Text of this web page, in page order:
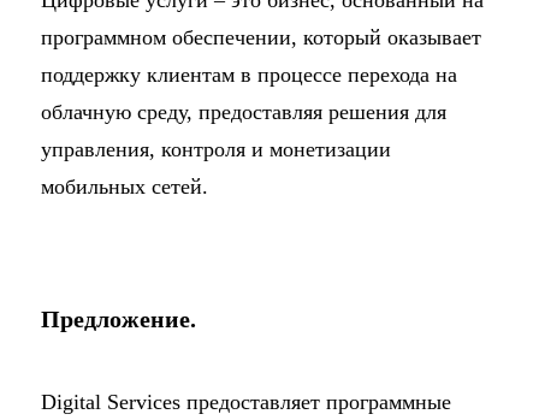
программном обеспечении, который оказывает
поддержку клиентам в процессе перехода на
облачную среду, предоставляя решения для
управления, контроля и монетизации
мобильных сетей.
Предложение.
Digital Services предоставляет программные